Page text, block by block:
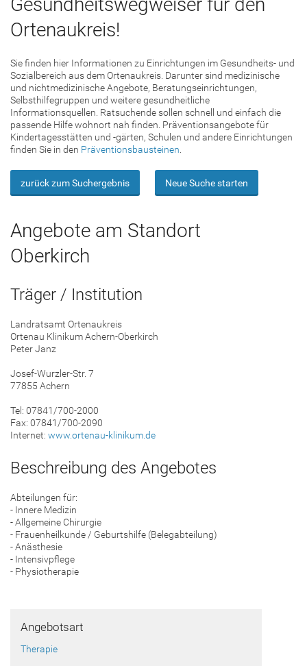
Ortenaukreis!
Sie finden hier Informationen zu Einrichtungen im Gesundheits- und
Sozialbereich aus dem Ortenaukreis. Darunter sind medizinische
und nichtmedizinische Angebote, Beratungseinrichtungen,
Selbsthilfegruppen und weitere gesundheitliche
Informationsquellen. Ratsuchende sollen schnell und einfach die
passende Hilfe wohnort nah finden. Präventionsangebote für
Kindertagesstätten und -gärten, Schulen und andere Einrichtungen
finden Sie in den Präventionsbausteinen
zurück zum Suchergebnis Neue Suche starten
Angebote am Standort
Oberkirch
Träger / Institution
Landratsamt Ortenaukreis
Ortenau Klinikum Achern-Oberkirch
Peter Janz
Josef-Wurzler-Str. 7
77855 Achern
Tel: 07841/700-2000
Fax: 07841/700-2090
Internet: www.ortenau-klinikum.de
Beschreibung des Angebotes
Abteilungen für:
- Innere Medizin
- Allgemeine Chirurgie
- Frauenheilkunde / Geburtshilfe (Belegabteilung)
- Anästhesie
- Intensivpflege
- Physiotherapie
Angebotsart
Therapie